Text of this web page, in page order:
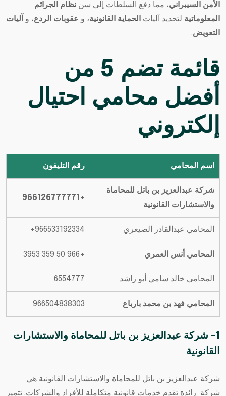
الأمن السيبراني، مما دفع السلطات إلى سن نظام الجرائم
المعلوماتية لتحديد آليات الحماية القانونية، و عقوبات الردع، و آليات
التعويض.
قائمة تضم 5 من
أفضل محامي احتيال
إلكتروني
اسم المحامي رقم التليفون
شركة عبدالعزيز بن باتل للمحاماة
والاستشارات القانونية
+966126777771
المحامي عبدالقادر الصيعري
المحامي أنس العمري +966 50 359 3953
المحامي خالد سامي أبو راشد 6554777
المحامي فهد بن محمد بارباع 966504838303
1- شركة عبدالعزيز بن باتل للمحاماة والاستشارات
القانونية
شركة عبدالعزيز بن باتل للمحاماة والاستشارات القانونية هي
شركة رائدة تقدم خدمات قانونية متكاملة للأفراد والشركات. تتميز